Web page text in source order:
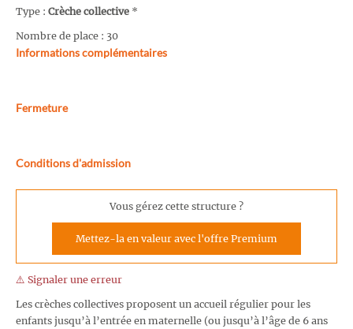
Type : Crèche collective *
Nombre de place : 30
Informations complémentaires
Fermeture
Conditions d'admission
Vous gérez cette structure ?
Mettez-la en valeur avec l'offre Premium
⚠️ Signaler une erreur
Les crèches collectives proposent un accueil régulier pour les
enfants jusqu’à l’entrée en maternelle (ou jusqu’à l’âge de 6 ans